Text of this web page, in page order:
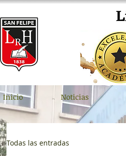
Inicio Noticias
Todas las entradas